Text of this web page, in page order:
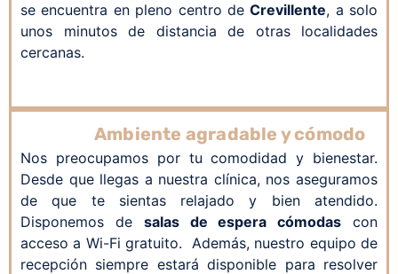
se encuentra en pleno centro deCrevillente, a solo
unos minutos de distancia de otras localidades
cercanas.
Ambiente agradable y cómodo
Nos preocupamos por tu comodidad y bienestar.
Desde que llegas a nuestra clínica, nos aseguramos
de que te sientas relajado y bien atendido.
Disponemos de salas de espera cómodas con
acceso a Wi-Fi gratuito. Además, nuestro equipo de
recepción siempre estará disponible para resolver